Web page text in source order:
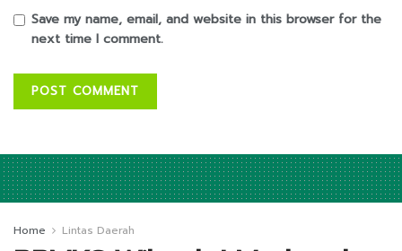
Save my name, email, and website in this browser for the
next time I comment.
Home Lintas Daerah